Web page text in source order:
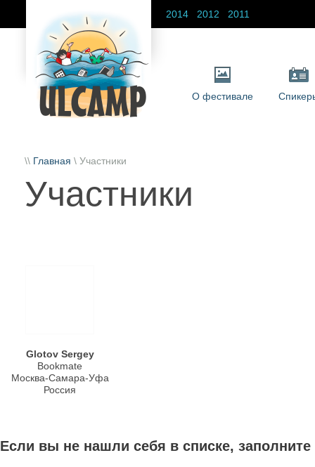
2014 2012 2011
О фестивале
\\ Главная \ Участники
Участники
Glotov Sergey
Bookmate
Москва-Самара-Уфа
Россия
Если вы не нашли себя в списке,